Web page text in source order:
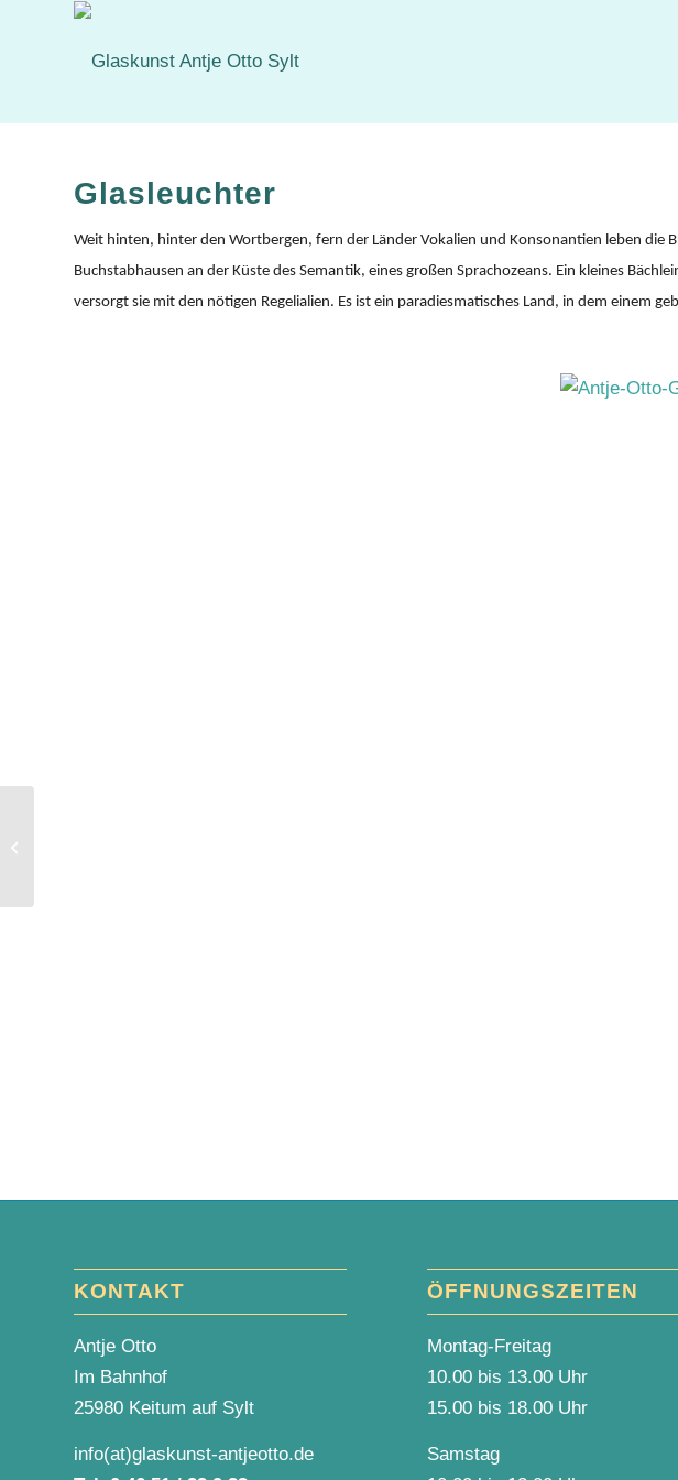
Glasleuchter
Weit hinten, hinter den Wortbergen, fern der Länder Vokalien und Konsonantien leben die
Buchstabhausen an der Küste des Semantik, eines großen Sprachozeans. Ein kleines
versorgt sie mit den nötigen Regelialien. Es ist ein paradiesmatisches Land, in dem einem
KONTAKT
Antje Otto
Im Bahnhof
25980 Keitum auf Sylt
info(at)glaskunst-antjeotto.de
ÖFFNUNGSZEITEN
Montag-Freitag
10.00 bis 13.00 Uhr
15.00 bis 18.00 Uhr
Samstag